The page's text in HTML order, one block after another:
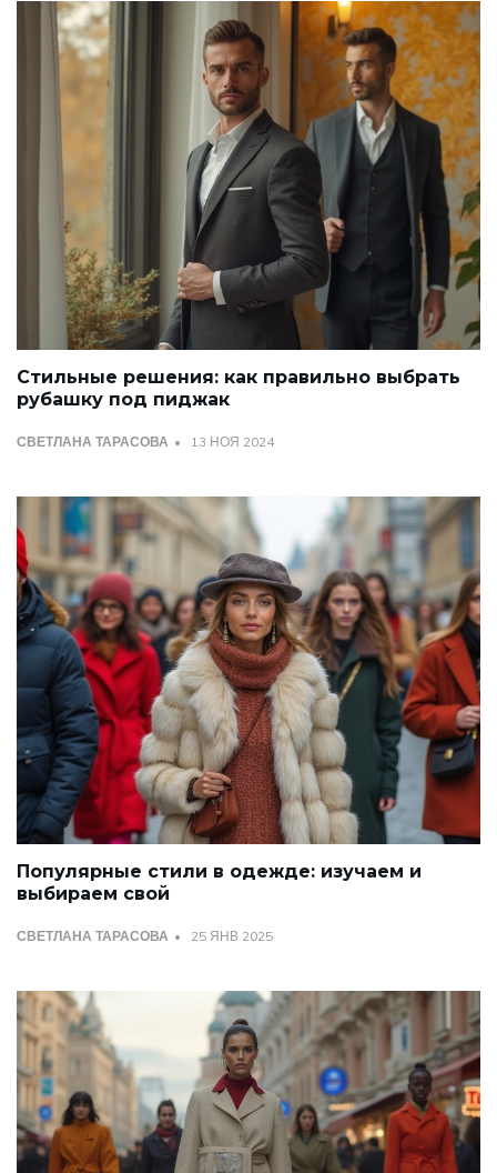
Стильные решения: как правильно выбрать
рубашку под пиджак
СВЕТЛАНА ТАРАСОВА 13 НОЯ 2024
Популярные стили в одежде: изучаем и
выбираем свой
СВЕТЛАНА ТАРАСОВА 25 ЯНВ 2025